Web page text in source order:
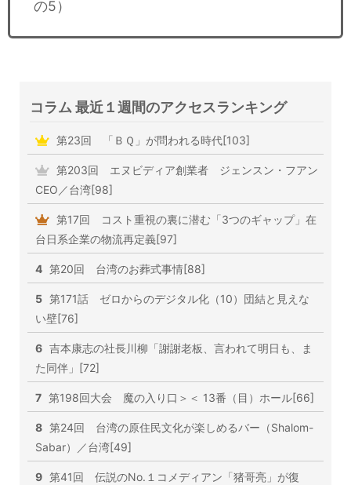
の5）
コラム 最近１週間のアクセスランキング
第23回 「ＢＱ」が問われる時代[103]
第203回 エヌビディア創業者 ジェンスン・フアン
CEO／台湾[98]
第17回 コスト重視の裏に潜む「3つのギャップ」在
台日系企業の物流再定義[97]
4 第20回 台湾のお葬式事情[88]
5 第171話 ゼロからのデジタル化（10）団結と見えな
い壁[76]
6 吉本康志の社長川柳「謝謝老板、言われて明日も、ま
た同伴」[72]
7 第198回大会 魔の入り口＞＜ 13番（目）ホール[66]
8 第24回 台湾の原住民文化が楽しめるバー（Shalom-
Sabar）／台湾[49]
9 第41回 伝説のNo.１コメディアン「猪哥亮」が復